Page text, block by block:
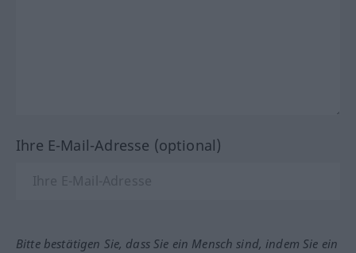
Ihre E-Mail-Adresse (optional)
Bitte bestätigen Sie, dass Sie ein Mensch sind, indem Sie ein